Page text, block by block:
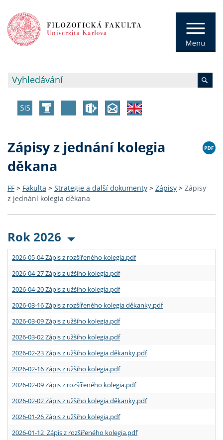
Zápisy z jednání kolegia
děkana
FF > Fakulta > Strategie a další dokumenty > Zápisy > Zápisy
z jednání kolegia děkana
Rok 2026
2026-05-04 Zápis z rozšířeného kolegia.pdf
2026-04-27 Zápis z užšího kolegia.pdf
2026-04-20 Zápis z užšího kolegia.pdf
2026-03-16 Zápis z rozšířeného kolegia děkanky.pdf
2026-03-09 Zápis z užšího kolegia.pdf
2026-03-02 Zápis z užšího kolegia.pdf
2026-02-23 Zápis z užšího kolegia děkanky.pdf
2026-02-16 Zápis z užšího kolegia.pdf
2026-02-09 Zápis z rozšířeného kolegia.pdf
2026-02-02 Zápis z užšího kolegia děkanky.pdf
2026-01-26 Zápis z užšího kolegia.pdf
2026-01-12 Zápis z rozšířeného kolegia.pdf